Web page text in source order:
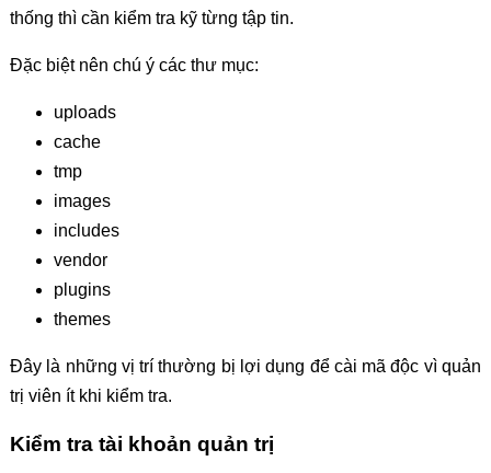
thống thì cần kiểm tra kỹ từng tập tin.
Đặc biệt nên chú ý các thư mục:
uploads
cache
tmp
images
includes
vendor
plugins
themes
Đây là những vị trí thường bị lợi dụng để cài mã độc vì quản
trị viên ít khi kiểm tra.
Kiểm tra tài khoản quản trị